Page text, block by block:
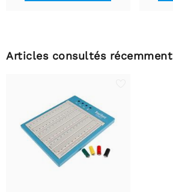
Articles consultés récemment